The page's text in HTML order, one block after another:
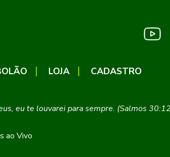
LOJA CADASTRO
eu te louvarei para sempre. (Salmos
ao Vivo